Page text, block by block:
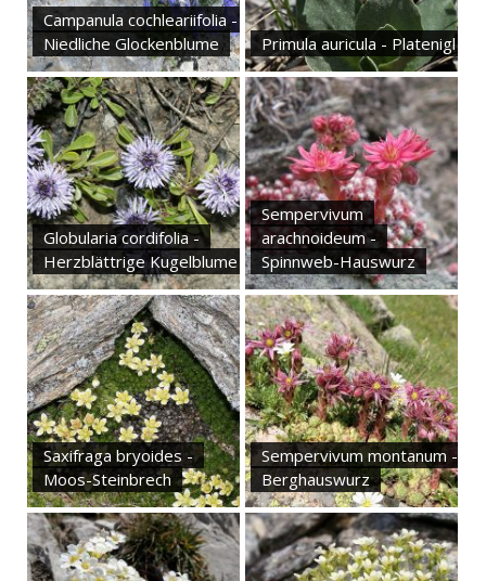
Campanula cochleariifolia -
Niedliche Glockenblume
Primula auricula - Platenigl
Globularia cordifolia -
Herzblättrige Kugelblume
Sempervivum
arachnoideum -
Spinnweb-Hauswurz
Saxifraga bryoides -
Moos-Steinbrech
Sempervivum montanum -
Berghauswurz